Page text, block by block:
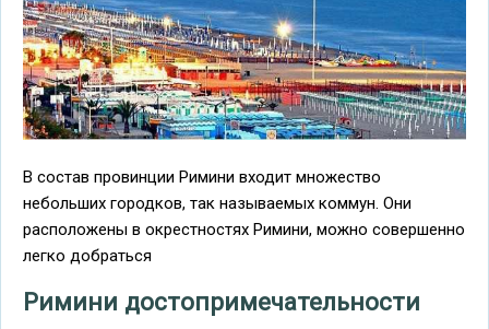
В состав провинции Римини входит множество
небольших городков, так называемых коммун. Они
расположены в окрестностях Римини, можно совершенно
легко добраться
Римини достопримечательности